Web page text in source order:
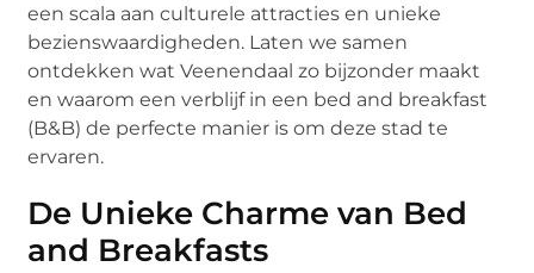
een scala aan culturele attracties en unieke
bezienswaardigheden. Laten we samen
ontdekken wat Veenendaal zo bijzonder maakt
en waarom een verblijf in een bed and breakfast
(B&B) de perfecte manier is om deze stad te
ervaren.
De Unieke Charme van Bed
and Breakfasts